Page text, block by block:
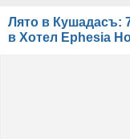
Лято в Кушадасъ:
в Хотел Ephesia